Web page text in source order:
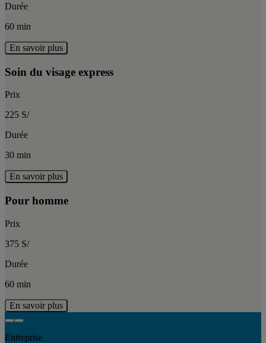
Durée
60 min
En savoir plus
Soin du visage express
Prix
225 S/
Durée
30 min
En savoir plus
Pour homme
Prix
375 S/
Durée
60 min
En savoir plus
Entreprise